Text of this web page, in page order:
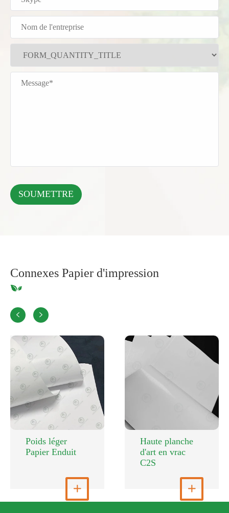
Connexes Papier d'impression
 
Poids léger
Papier Enduit
Voir plus

Haute planche
d'art en vrac
C2S
Voir plus
